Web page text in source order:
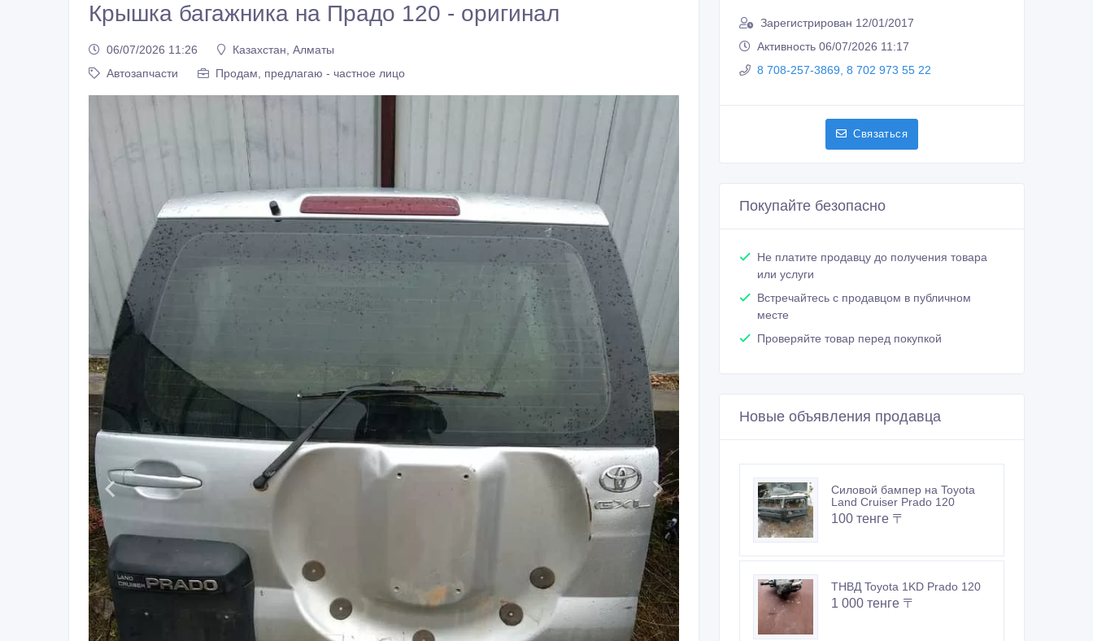
Крышка багажника на Прадо 120 - оригинал
06/07/2026 11:26
Казахстан, Алматы
Автозапчасти
Продам, предлагаю - частное лицо
Зарегистрирован 12/01/2017
Активность 06/07/2026 11:17
8 708-257-3869, 8 702 973 55 22
Связаться
Покупайте безопасно
Не платите продавцу до получения товара
или услуги
Встречайтесь с продавцом в публичном
месте
Проверяйте товар перед покупкой
Новые объявления продавца
Силовой бампер на Toyota
Land Cruiser Prado 120
100 тенге 〒
ТНВД Toyota 1KD Prado 120
1 000 тенге 〒